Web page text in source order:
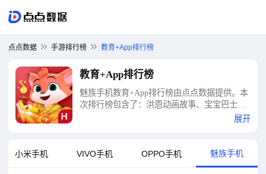
点点数据 手游排行榜 教育+App排行榜
教育+App排行榜
魅族手机教育+App排行榜由点点数据提供。本
次排行榜包含了：洪恩动画故事、宝宝巴士世
界、兔小贝拼音、照顾小宝宝、洪恩英语、洪
展开
小米手机 VIVO手机 OPPO手机 魅族手机